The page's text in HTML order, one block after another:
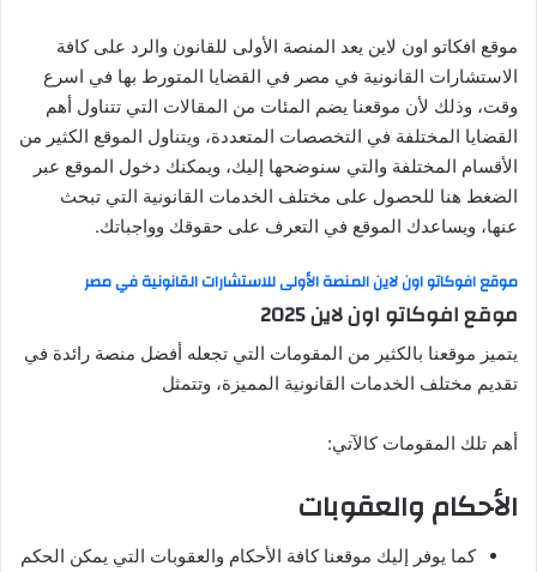
موقع افكاتو اون لاين يعد المنصة الأولى للقانون والرد على كافة
الاستشارات القانونية في مصر في القضايا المتورط بها في اسرع
وقت، وذلك لأن موقعنا يضم المئات من المقالات التي تتناول أهم
القضايا المختلفة في التخصصات المتعددة، ويتناول الموقع الكثير من
الأقسام المختلفة والتي سنوضحها إليك، ويمكنك دخول الموقع عبر
الضغط هنا للحصول على مختلف الخدمات القانونية التي تبحث
عنها، ويساعدك الموقع في التعرف على حقوقك وواجباتك.
موقع افوكاتو اون لاين المنصة الأولى للاستشارات القانونية في مصر
موقع افوكاتو اون لاين 2025
يتميز موقعنا بالكثير من المقومات التي تجعله أفضل منصة رائدة في
تقديم مختلف الخدمات القانونية المميزة، وتتمثل
أهم تلك المقومات كالآتي:
الأحكام والعقوبات
كما يوفر إليك موقعنا كافة الأحكام والعقوبات التي يمكن الحكم